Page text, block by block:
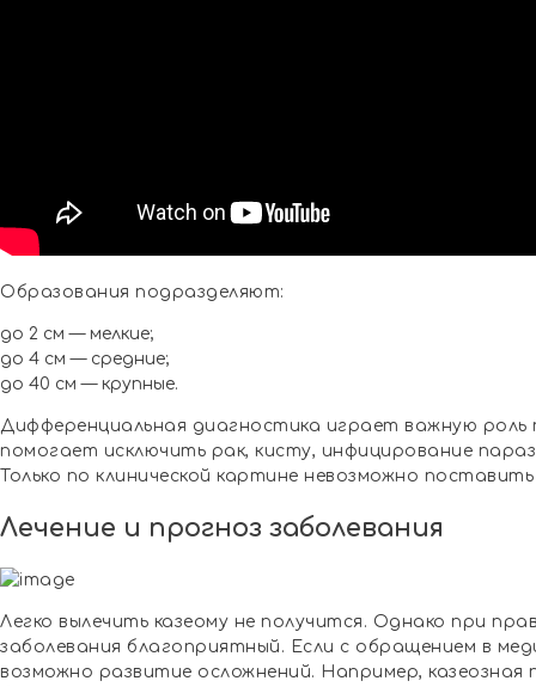
Образования подразделяют:
до 2 см — мелкие;
до 4 см — средние;
до 40 см — крупные.
Дифференциальная диагностика играет важную роль
помогает исключить рак, кисту, инфицирование
Только по клинической картине невозможно
Лечение и прогноз заболевания
Легко вылечить казеому не получится. Однако при
заболевания благоприятный. Если с обращением в
возможно развитие осложнений. Например, казеозная